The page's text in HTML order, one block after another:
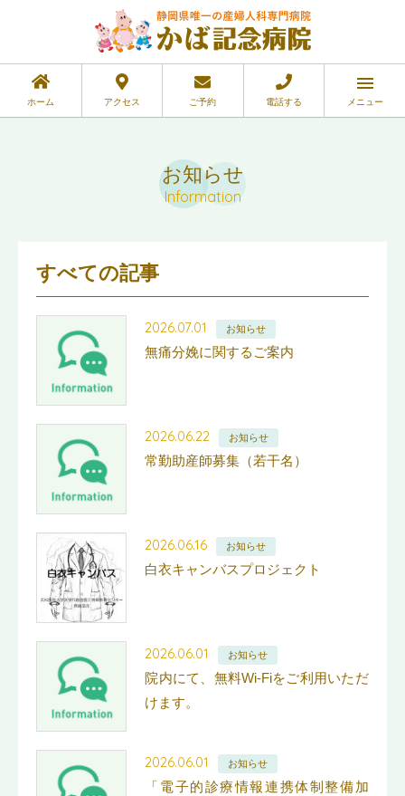
ホーム アクセス ご予約 電話する メニュー
お知らせ
Information
すべての記事
2026.07.01 お知らせ
無痛分娩に関するご案内
2026.06.22 お知らせ
常勤助産師募集（若干名）
2026.06.16 お知らせ
白衣キャンバスプロジェクト
2026.06.01 お知らせ
院内にて、無料Wi-Fiをご利用いただ
けます。
2026.06.01 お知らせ
「電子的診療情報連携体制整備加